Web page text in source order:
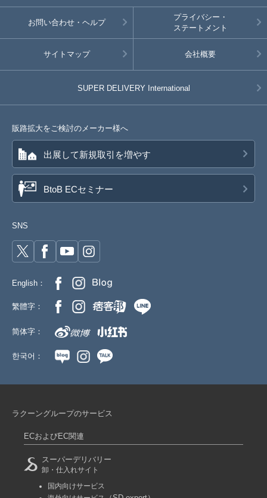
お問い合わせ・ヘルプ
プライバシー・
ステートメント
サイトマップ 会社概要
SUPER DELIVERY International
販路拡大をご検討のメーカー様へ
出展して新規取引を増やす
BtoB ECセミナー
SNS
English：
繁體字：
简体字：
한국어：
ラクーングループのサービス
ECおよびEC関連
スーパーデリバリー
卸・仕入れサイト
国内向けサービス